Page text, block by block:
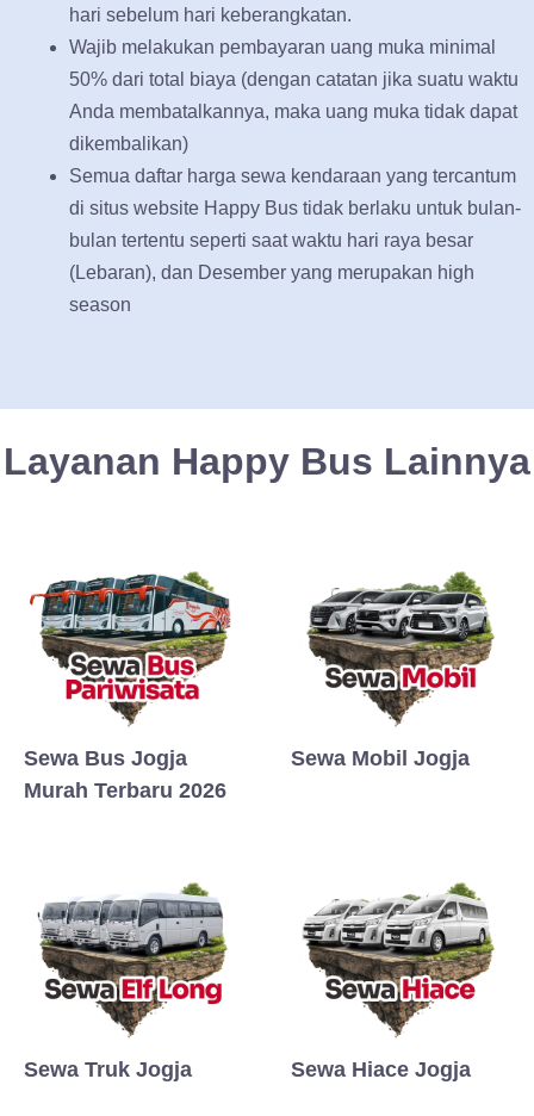
hari sebelum hari keberangkatan.
Wajib melakukan pembayaran uang muka minimal
50% dari total biaya (dengan catatan jika suatu waktu
Anda membatalkannya, maka uang muka tidak dapat
dikembalikan)
Semua daftar harga sewa kendaraan yang tercantum
di situs website Happy Bus tidak berlaku untuk bulan-
bulan tertentu seperti saat waktu hari raya besar
(Lebaran), dan Desember yang merupakan high
season
Layanan Happy Bus Lainnya
Sewa Bus Jogja
Murah Terbaru 2026
Sewa Mobil Jogja
Sewa Truk Jogja Sewa Hiace Jogja